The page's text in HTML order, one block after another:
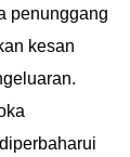
penunggang
kesan